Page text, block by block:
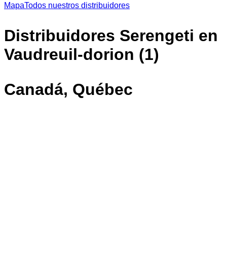
MapaTodos nuestros distribuidores
Distribuidores Serengeti en
Vaudreuil-dorion (1)
Canadá, Québec